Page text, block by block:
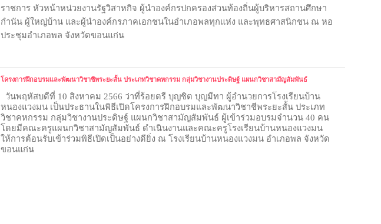
ราชการ หัวหน้าหน่วยงานรัฐวิสาหกิจ ผู้นำองค์กรปกครองส่วนท้องถิ่นผู้บริหารสถานศึกษา
กำนัน ผู้ใหญ่บ้าน และผู้นำองค์กรภาคเอกชนในอำเภอพลทุกแห่ง และพุทธศาสนิกชน ณ หอ
ประชุมอำเภอพล จังหวัดขอนแก่น
โครงการฝึกอบรมและพัฒนาวิชาชีพระยะสั้น ประเภทวิชาคหกรรม กลุ่มวิชางานประดิษฐ์ แผนกวิชาสามัญสัมพันธ์
วันพฤหัสบดีที่ 10 สิงหาคม 2566 ว่าที่ร้อยตรี บุญชิต บุญมีทา ผู้อำนวยการโรงเรียนบ้าน
หนองแวงมน เป็นประธานในพิธีเปิดโครงการฝึกอบรมและพัฒนาวิชาชีพระยะสั้น ประเภท
วิชาคหกรรม กลุ่มวิชางานประดิษฐ์ แผนกวิชาสามัญสัมพันธ์ ผู้เข้าร่วมอบรมจำนวน 40 คน
โดยมีคณะครูแผนกวิชาสามัญสัมพันธ์ ดำเนินงานและคณะครูโรงเรียนบ้านหนองแวงมน
ให้การต้อนรับเข้าร่วมพิธีเปิดเป็นอย่างดียิ่ง ณ โรงเรียนบ้านหนองแวงมน อำเภอพล จังหวัด
ขอนแก่น